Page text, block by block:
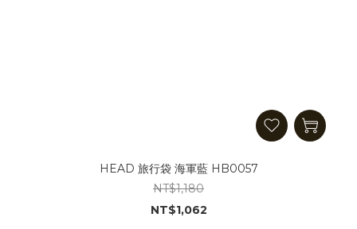
HEAD 旅行袋 海軍藍 HB0057
NT$1,180
NT$1,062